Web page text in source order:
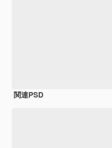
関連PSD